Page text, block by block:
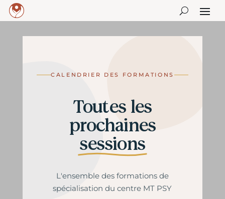
CALENDRIER DES FORMATIONS
Toutes les
prochaines
sessions
L'ensemble des formations de
spécialisation du centre MT PSY